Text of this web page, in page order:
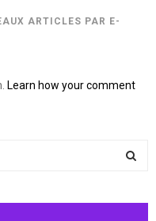
ARTICLES PAR E-
Learn how your comment